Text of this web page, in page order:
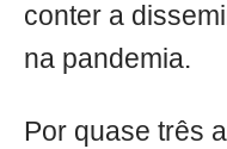
conter a
na pandemia.
Por quase três